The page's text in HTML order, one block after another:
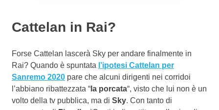
Cattelan in Rai?
Forse Cattelan lascerà Sky per andare finalmente in
Rai? Quando è spuntata l’ipotesi Cattelan per
Sanremo 2020 pare che alcuni dirigenti nei corridoi
l’abbiano ribattezzata “ la porcata“, visto che lui non è un
volto della tv pubblica, ma di Sky. Con tanto di